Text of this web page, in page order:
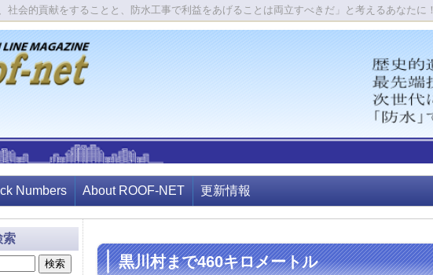
社会的貢献をすることと、防水工事で利益をあげることは両立すべきだ」と考えるあなたに！
Numbers About ROOF-NET 更新情報
黒川村まで460キロメートル
索